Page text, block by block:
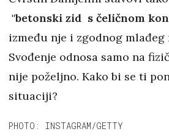
"betonski zid s čeličnom
između nje i zgodnog mlađeg
Svođenje odnosa samo na
nije poželjno. Kako bi se ti
situaciji?
PHOTO: INSTAGRAM/GETTY